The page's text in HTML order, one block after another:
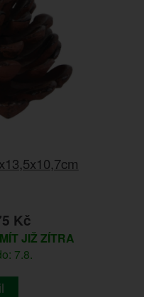
Kč
JIŽ ZÍTRA
7.8.